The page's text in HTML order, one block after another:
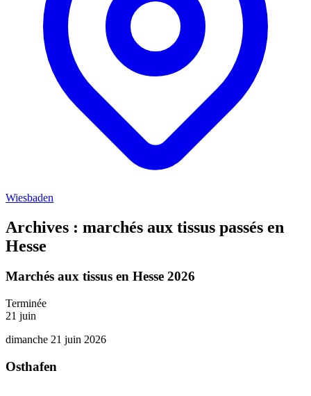
Wiesbaden
Archives : marchés aux tissus passés en
Hesse
Marchés aux tissus en Hesse 2026
Terminée
21 juin
dimanche 21 juin 2026
Osthafen